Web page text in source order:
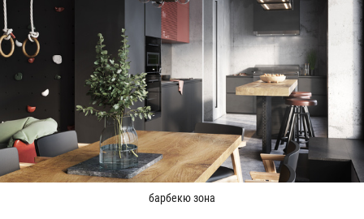
барбекю зона